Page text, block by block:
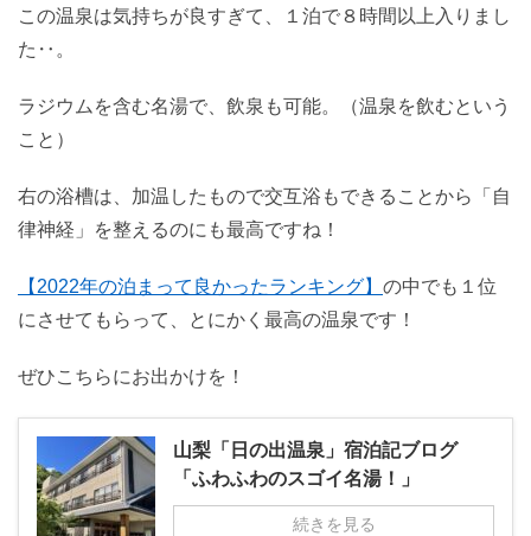
この温泉は気持ちが良すぎて、１泊で８時間以上入りまし
た‥。
ラジウムを含む名湯で、飲泉も可能。（温泉を飲むという
こと）
右の浴槽は、加温したもので交互浴もできることから「自
律神経」を整えるのにも最高ですね！
【2022年の泊まって良かったランキング】 の中でも１位
にさせてもらって、とにかく最高の温泉です！
ぜひこちらにお出かけを！
山梨「日の出温泉」宿泊記ブログ
「ふわふわのスゴイ名湯！」
続きを見る